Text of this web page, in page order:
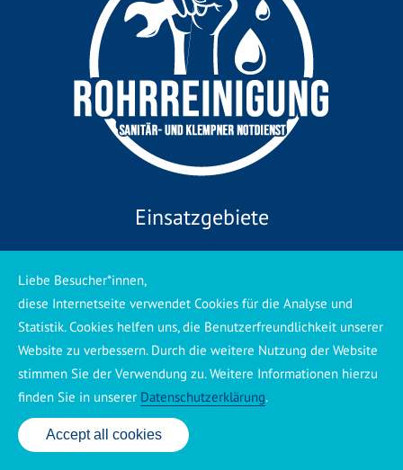
Einsatzgebiete
Reuthen,Groß Düben
Felixsee, Wolfshain, Friedrichshain (Felixsee),Trebendorf
Bohsdorf,Hornow-Wadelsdorf,Tschernitz,Döbern,Jämlitz-
Klein DübenundWeißwasser / Oberlausitz .
*Wichtige Information für unsere
Kunden*
24 Std. Service: ✆ 0176 160 517 86
Accept all cookies
Liebe Besucher*innen,
diese Internetseite verwendet Cookies für die Analyse und
Statistik. Cookies helfen uns, die Benutzerfreundlichkeit unserer
Website zu verbessern. Durch die weitere Nutzung der Website
stimmen Sie der Verwendung zu. Weitere Informationen hierzu
finden Sie in unserer Datenschutzerklärung.